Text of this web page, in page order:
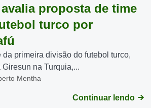
proposta de time
turco por
da primeira divisão do futebol turco,
na Turquia,...
Mentha
Continuar lendo